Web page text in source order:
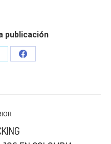
publicación
Share